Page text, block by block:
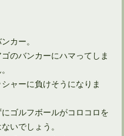
カー。
のバンカーにハマってしま
ャーに負けそうになりま
ゴルフボールがコロコロを
いでしょう。